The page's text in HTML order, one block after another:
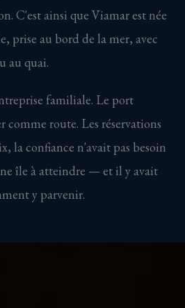
C'est ainsi que Viamar est née
prise au bord de la mer, avec
au quai.
familiale. Le port
comme route. Les réservations
la confiance n'avait pas besoin
île à atteindre — et il y avait
y parvenir.